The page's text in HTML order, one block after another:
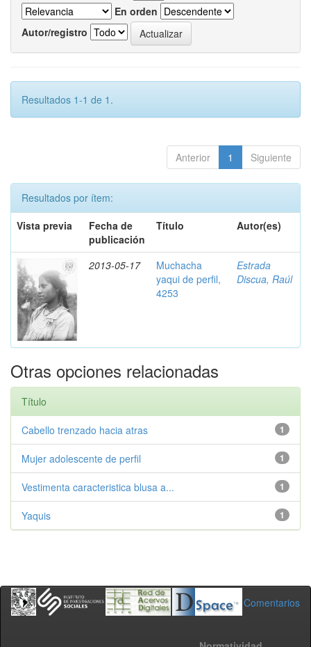
En orden
Autor/registro
Resultados 1-1 de 1.
Anterior 1 Siguiente
Resultados por ítem:
Vista previa
Fecha de
publicación
Título Autor(es)
2013-05-17
Muchacha
yaqui de perfil,
4253
Estrada
Discua, Raúl
Otras opciones relacionadas
Título
1
Cabello trenzado hacia atras
1
Mujer adolescente de perfil
1
Vestimenta caracteristica blusa a...
1
Yaquis
Comentarios